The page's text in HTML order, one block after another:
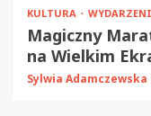
KULTURA
Magiczny
na Wielkim
Sylwia Adamczewska